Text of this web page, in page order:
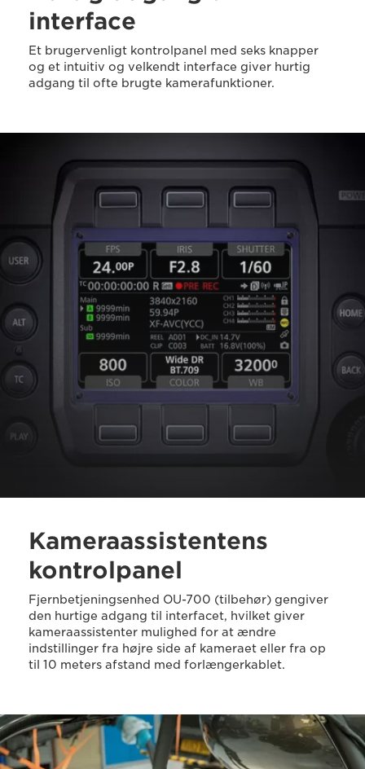
interface
Et brugervenligt kontrolpanel med seks knapper
og et intuitiv og velkendt interface giver hurtig
adgang til ofte brugte kamerafunktioner.
Kameraassistentens
kontrolpanel
Fjernbetjeningsenhed OU-700 (tilbehør) gengiver
den hurtige adgang til interfacet, hvilket giver
kameraassistenter mulighed for at ændre
indstillinger fra højre side af kameraet eller fra op
til 10 meters afstand med forlængerkablet.